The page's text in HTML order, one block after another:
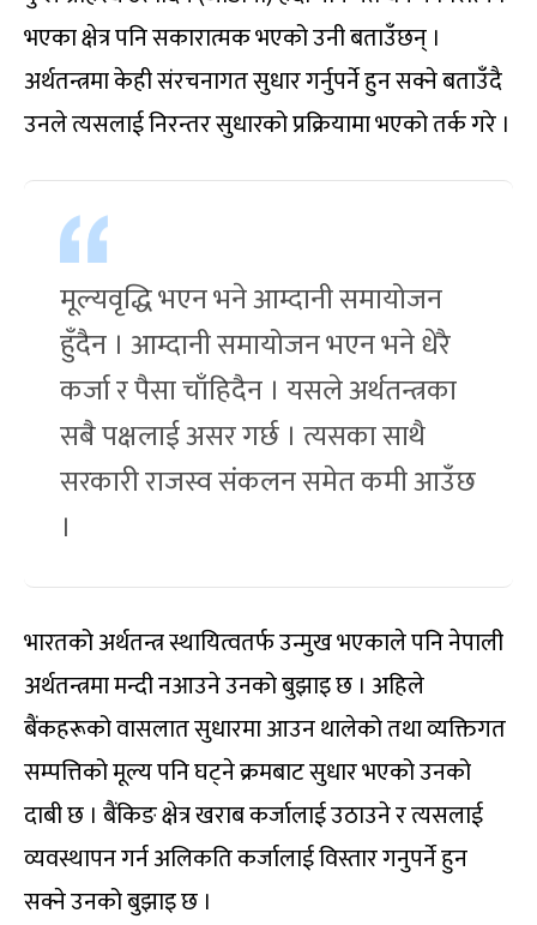
भएका क्षेत्र पनि सकारात्मक भएको उनी बताउँछन् ।
अर्थतन्त्रमा केही संरचनागत सुधार गर्नुपर्ने हुन सक्ने बताउँदै
उनले त्यसलाई निरन्तर सुधारको प्रक्रियामा भएको तर्क गरे ।
मूल्यवृद्धि भएन भने आम्दानी समायोजन
हुँदैन । आम्दानी समायोजन भएन भने धेरै
कर्जा र पैसा चाँहिदैन । यसले अर्थतन्त्रका
सबै पक्षलाई असर गर्छ । त्यसका साथै
सरकारी राजस्व संकलन समेत कमी आउँछ
।
भारतको अर्थतन्त्र स्थायित्वतर्फ उन्मुख भएकाले पनि नेपाली
अर्थतन्त्रमा मन्दी नआउने उनको बुझाइ छ । अहिले
बैंकहरूको वासलात सुधारमा आउन थालेको तथा व्यक्तिगत
सम्पत्तिको मूल्य पनि घट्ने क्रमबाट सुधार भएको उनको
दाबी छ । बैंकिङ क्षेत्र खराब कर्जालाई उठाउने र त्यसलाई
व्यवस्थापन गर्न अलिकति कर्जालाई विस्तार गनुपर्ने हुन
सक्ने उनको बुझाइ छ ।